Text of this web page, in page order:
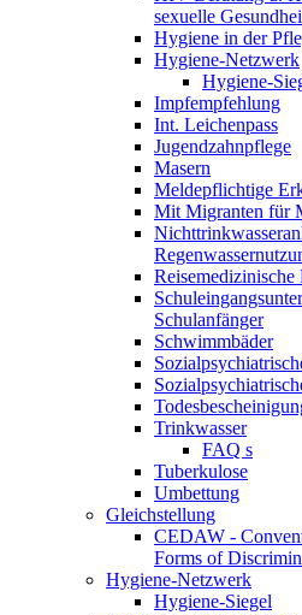
sexuelle
Hygiene in der
Hygiene-Netzwerk
Hygiene-
Impfempfehlung
Int. Leichenpass
Jugendzahnpflege
Masern
Meldepflichtige
Mit Migranten für
Schulanfänger
Schwimmbäder
Trinkwasser
FAQ s
Tuberkulose
Umbettung
Gleichstellung
CEDAW -
Forms of
Hygiene-Netzwerk
Hygiene-Siegel